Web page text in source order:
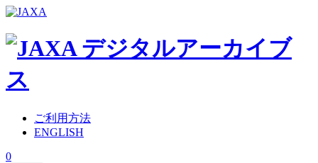
ご利用方法
ENGLISH
0